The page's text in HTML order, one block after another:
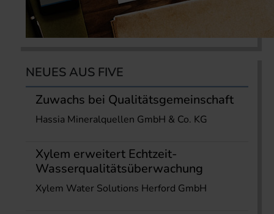
NEUES AUS FIVE
Zuwachs bei Qualitätsgemeinschaft
Hassia Mineralquellen GmbH & Co. KG
Xylem erweitert Echtzeit-
Wasserqualitätsüberwachung
Xylem Water Solutions Herford GmbH